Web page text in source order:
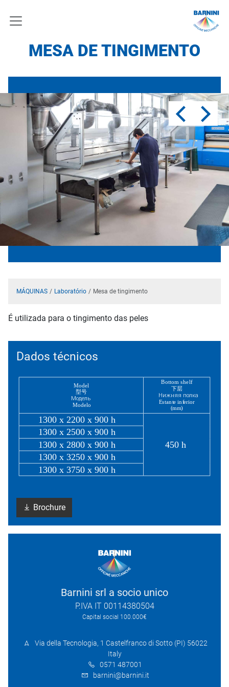
MESA DE TINGIMENTO
MÁQUINAS Laboratório Mesa de tingimento
É utilizada para o tingimento das peles
Dados técnicos
Brochure
Barnini srl a socio unico
P.IVA IT 00114380504
Capital social 100.000€
Via della Tecnologia, 1 Castelfranco di Sotto (PI) 56022
Italy
0571 487001
barnini@barnini.it